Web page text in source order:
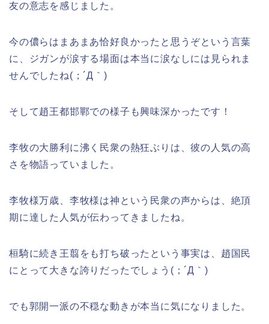
友の意志を感じました。
今の儂らはまあまあ恰好良かったと思うぞという言葉
に、ジガンが涙する場面は本当に涙なしには見られま
せんでしたね(；´Д｀)
そして趙王都邯鄲での様子も興味深かったです！
李牧の大勝利に沸く民衆の熱狂ぶりは、彼の人気の高
さを物語っていました。
李牧様万歳、李牧様は神という民衆の声からは、絶頂
期に達した人気が伝わってきましたね。
桓騎に続き王翦をも打ち破ったという事実は、趙国民
にとって大きな誇りだったでしょう(；´Д｀)
でも郭開一派の不穏な動きが本当に気になりました。